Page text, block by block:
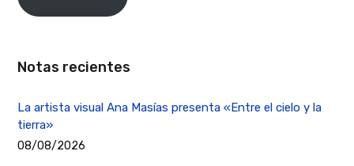
Notas recientes
La artista visual Ana Masías presenta «Entre el cielo y la
tierra»
08/08/2026